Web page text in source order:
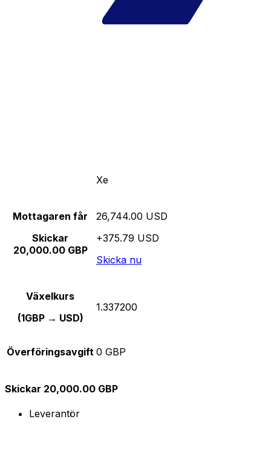
Xe
Mottagaren får
Skickar
20,000.00 GBP
26,744.00 USD
+375.79 USD
Skicka nu
Växelkurs
(1GBP → USD)
1.337200
Överföringsavgift 0 GBP
Skickar 20,000.00 GBP
Leverantör